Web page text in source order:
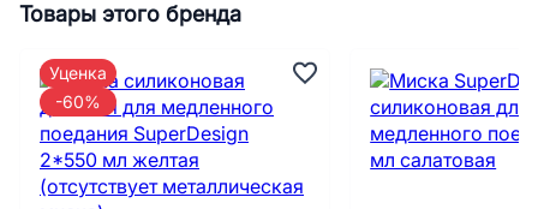
Товары этого бренда
Уценка
-60%